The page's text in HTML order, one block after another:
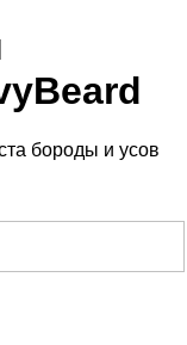
бороды и усов